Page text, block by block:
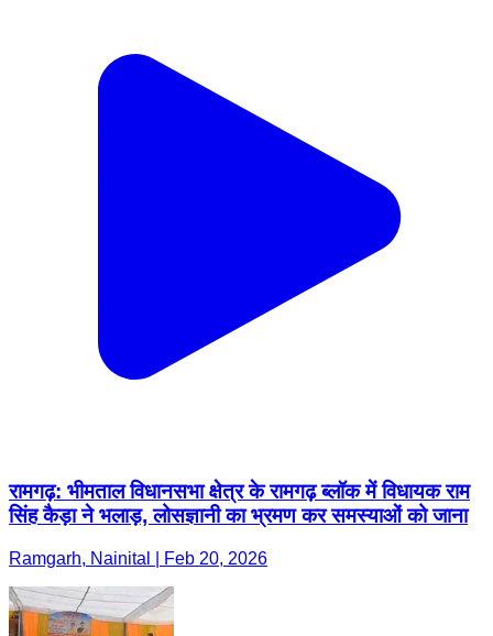
रामगढ़: भीमताल विधानसभा क्षेत्र के रामगढ़ ब्लॉक में विधायक राम
सिंह कैड़ा ने भलाड़, लोसज्ञानी का भ्रमण कर समस्याओं को जाना
Ramgarh, Nainital | Feb 20, 2026